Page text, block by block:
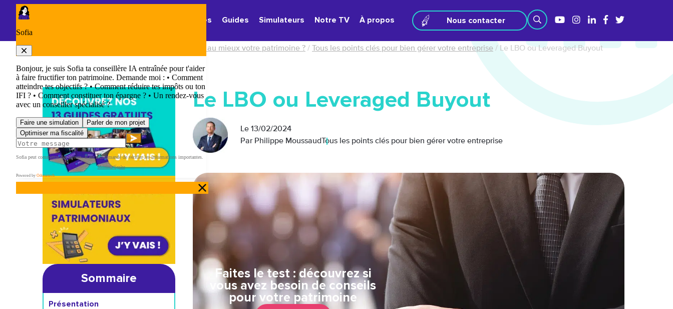
Panneau de gestion des cookies
Thématiques
Guides Simulateurs Notre TV À propos Nous contacter
Chefs d'entreprise : comment gérer au mieux votre patrimoine ? / Tous les points clés pour bien gérer votre entreprise / Le LBO ou Leveraged Buyout
Sommaire
Présentation
Le LBO ou Leveraged Buyout
Le 13/02/2024
Par Philippe Moussaud Tous les points clés pour bien gérer votre entreprise
Faites le test : découvrez si
vous avez besoin de conseils
pour votre patrimoine